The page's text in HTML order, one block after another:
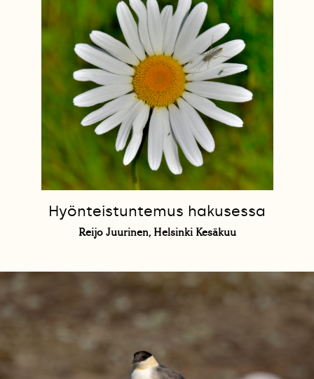
Hyönteistuntemus hakusessa
Reijo Juurinen, Helsinki Kesäkuu